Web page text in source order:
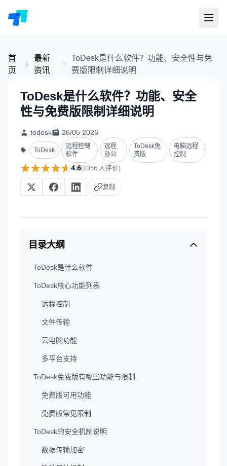
首
页
最新
资讯
ToDesk是什么软件？功能、安全性与免
费版限制详细说明
ToDesk是什么软件？功能、安全
性与免费版限制详细说明
todesk 26/05 2026
ToDesk
远程控制
软件
远程
办公
ToDesk免
费版
电脑远程
控制
★★★★★
★★★★★4.6(2356 人评价)
复制
目录大纲
ToDesk是什么软件
ToDesk核心功能列表
远程控制
文件传输
云电脑功能
多平台支持
ToDesk免费版有哪些功能与限制
免费版可用功能
免费版常见限制
ToDesk的安全机制说明
数据传输加密